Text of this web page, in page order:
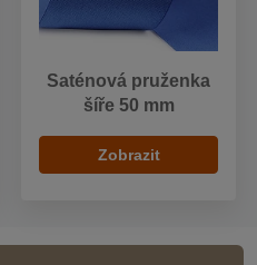
Saténová pruženka
šíře 50 mm
Zobrazit